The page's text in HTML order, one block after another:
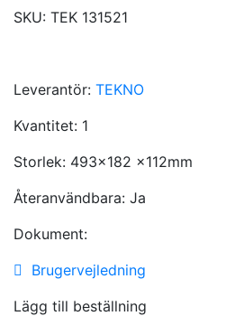
SKU: TEK 131521
Leverantör: TEKNO
Kvantitet: 1
Storlek: 493x182 x112mm
Återanvändbara: Ja
Dokument:
Brugervejledning
Lägg till beställning